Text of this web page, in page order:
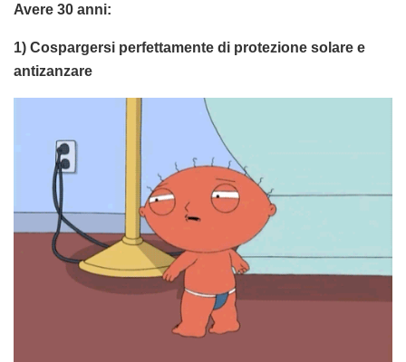
Avere 30 anni:
1) Cospargersi perfettamente di protezione solare e
antizanzare